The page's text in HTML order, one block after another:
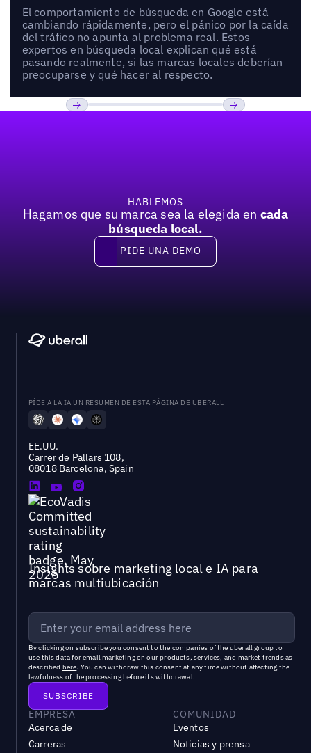
El comportamiento de búsqueda en Google está
cambiando rápidamente, pero el pánico por la caída
del tráfico no apunta al problema real. Estos
expertos en búsqueda local explican qué está
pasando realmente, si las marcas locales deberían
preocuparse y qué hacer al respecto.
HABLEMOS
Hagamos que su marca sea la elegida en cada
búsqueda local.
Pide una demo
PIDE UNA DEMO
PÍDE A LA IA UN RESUMEN DE ESTA PÁGINA DE UBERALL
EE.UU.
Carrer de Pallars 108,
08018 Barcelona, Spain
Insights sobre marketing local e IA para
marcas multiubicación
By clicking on subscribe you consent to the companies of the uberall groupto
use this data for email marketing on our products, services, and market trends as
described here. You can withdraw this consent at any time without affecting the
lawfulness of the processing before its withdrawal.
EMPRESA
Acerca de
Carreras
COMUNIDAD
Eventos
Noticias y prensa